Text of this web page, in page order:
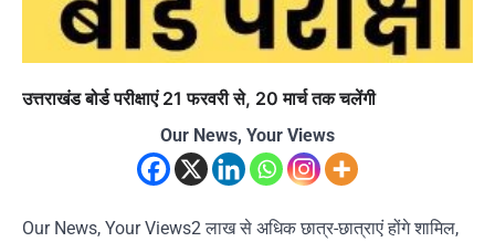
उत्तराखंड बोर्ड परीक्षाएं 21 फरवरी से, 20 मार्च तक चलेंगी
Our News, Your Views
Our News, Your Views2 लाख से अधिक छात्र-छात्राएं होंगे शामिल,